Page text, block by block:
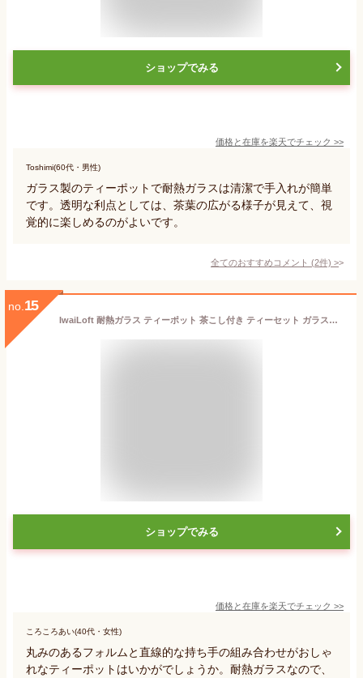
ショップでみる
価格と在庫を楽天でチェック >>
Toshimi(60代・男性)
ガラス製のティーポットで耐熱ガラスは清潔で手入れが簡単
です。透明な利点としては、茶葉の広がる様子が見えて、視
覚的に楽しめるのがよいです。
全てのおすすめコメント (2件) >
no. 15
IwaiLoft 耐熱ガラス ティーポット 茶こし付き ティーセット ガラス持ち手 ガラス製ポット ガラスグラス カップセット 急須 茶器セット 台湾茶器 紅茶 フルーツティー リーフティー 花茶 工芸茶 ハーフティー に 直火可
ショップでみる
価格と在庫を楽天でチェック >>
ころころあい(40代・女性)
丸みのあるフォルムと直線的な持ち手の組み合わせがおしゃ
れなティーポットはいかがでしょうか。耐熱ガラスなので、